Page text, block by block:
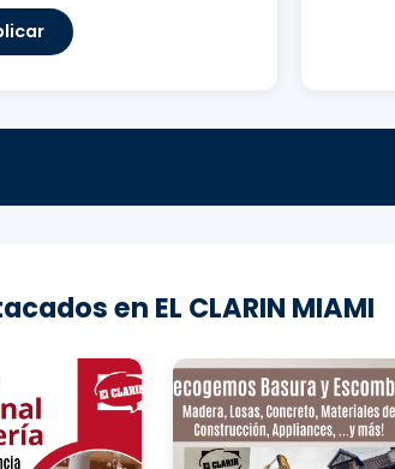
en EL CLARIN MIAMI